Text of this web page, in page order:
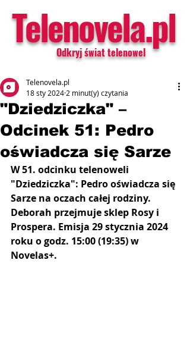
Telenovela.pl
Odkryj świat telenowel
"Dziedziczka" –
Odcinek 51: Pedro
oświadcza się Sarze
Telenovela.pl
18 sty 2024 2 minut(y) czytania
W 51. odcinku telenoweli
"Dziedziczka": Pedro oświadcza się
Sarze na oczach całej rodziny.
Deborah przejmuje sklep Rosy i
Prospera. Emisja 29 stycznia 2024
roku o godz. 15:00 (19:35) w
Novelas+.